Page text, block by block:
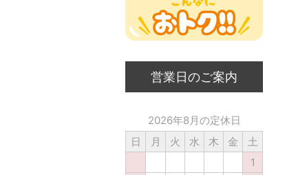
営業日のご案内
2026年8月の定休日
日
月 火 水 木 金
土
1